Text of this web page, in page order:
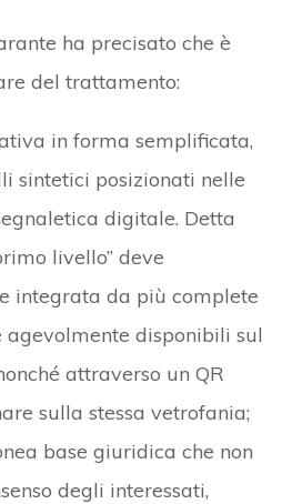
ha precisato che è
del trattamento:
in forma semplificata,
sintetici posizionati nelle
digitale. Detta
livello” deve
integrata da più complete
agevolmente disponibili sul
attraverso un QR
sulla stessa vetrofania;
base giuridica che non
degli interessati,